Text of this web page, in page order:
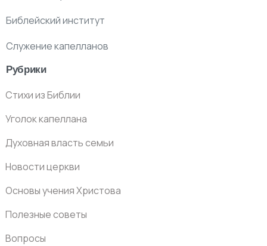
Библейский институт
Служение капелланов
Рубрики
Стихи из Библии
Уголок капеллана
Духовная власть семьи
Новости церкви
Основы учения Христова
Полезные советы
Вопросы